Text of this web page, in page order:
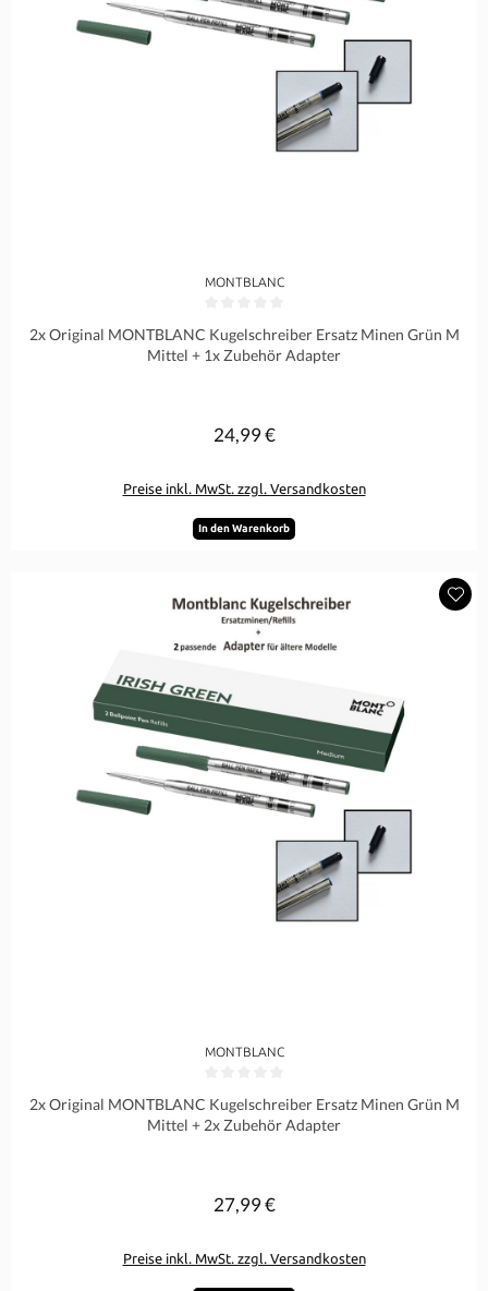
MONTBLANC
2x Original MONTBLANC Kugelschreiber Ersatz Minen Grün M
Mittel + 1x Zubehör Adapter
Regulärer Preis:
24,99 €
Preise inkl. MwSt. zzgl. Versandkosten
In den Warenkorb
MONTBLANC
2x Original MONTBLANC Kugelschreiber Ersatz Minen Grün M
Mittel + 2x Zubehör Adapter
Regulärer Preis:
27,99 €
Preise inkl. MwSt. zzgl. Versandkosten